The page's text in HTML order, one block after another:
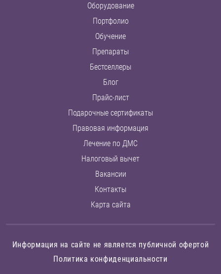
Оборудование
Портфолио
Обучение
Препараты
Бестселлеры
Блог
Прайс-лист
Подарочные сертификаты
Правовая информация
Лечение по ДМС
Налоговый вычет
Вакансии
Контакты
Карта сайта
Информация на сайте не является публичной офертой
Политика конфиденциальности